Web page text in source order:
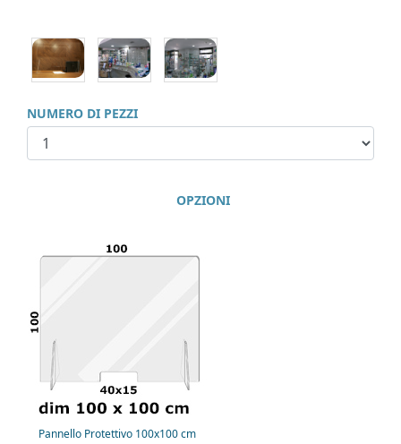
NUMERO DI PEZZI
OPZIONI
Pannello Protettivo 100x100 cm